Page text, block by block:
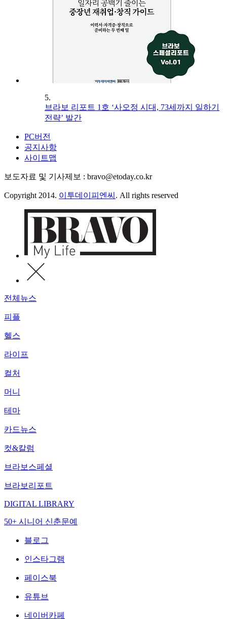
5.
브라보 리포트 1호 ‘사오정 시대, 73세까지 일하기
전략’ 발간
PC버전
공지사항
사이트맵
보도자료 및 기사제보 : bravo@etoday.co.kr
Copyright 2014. 이투데이피엔씨 . All rights reserved
전체뉴스
피플
헬스
라이프
컬처
머니
테마
카드뉴스
컷&칼럼
브라보스페셜
브라보리포트
DIGITAL LIBRARY
50+ 시니어 신춘문예
블로그
인스타그램
페이스북
유튜브
네이버카페